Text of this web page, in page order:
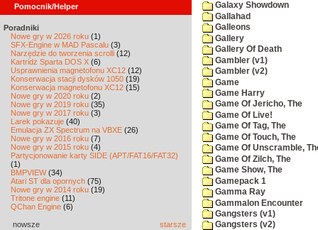
Pomocnik/Helper
Poradniki
Nowe gry w 2026 roku (1)
SFX-Engine w MAD Pascalu (3)
Narzędzie do tworzenia scrolli (12)
Kartridż Sparta DOS X (6)
Usprawnienia magnetofonu XC12 (12)
Konserwacja stacji dysków 1050 (19)
Konserwacja magnetofonu XC12 (15)
Nowe gry w 2020 roku (2)
Nowe gry w 2019 roku (35)
Nowe gry w 2017 roku (3)
Larek pokazuje (40)
Emulacja ZX Spectrum na VBXE (26)
Nowe gry w 2016 roku (7)
Nowe gry w 2015 roku (4)
Partycjonowanie karty SIDE (APT/FAT16/FAT32)
(1)
BMPVIEW(34)
Atari ST dla opornych (75)
Nowe gry w 2014 roku (19)
Tritone engine (11)
QChan Engine (6)
nowsze starsze
Galaxy Showdown
Gallahad
Galleons
Gallery
Gallery Of Death
Gambler (v1)
Gambler (v2)
Game
Game Harry
Game Of Jericho, The
Game Of Live!
Game Of Tag, The
Game Of Touch, The
Game Of Unscramble,
Game Of Zilch, The
Game Show, The
Gamepack 1
Gamma Ray
Gammalon Encounter
Gangsters (v1)
Gangsters (v2)